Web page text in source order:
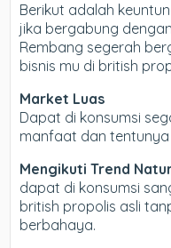
Berikut adalah
jika bergabung
Rembang segerah
bisnis mu di british
Market Luas
Dapat di konsumsi
manfaat dan
Mengikuti Trend
dapat di konsumsi
british propolis asli
berbahaya.